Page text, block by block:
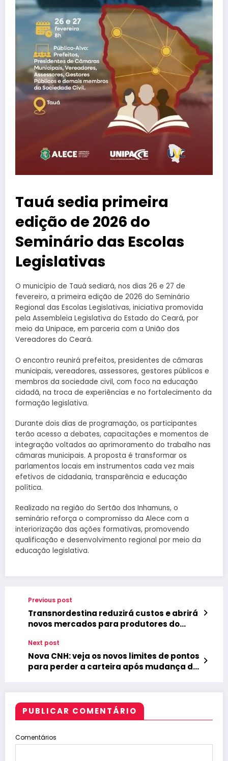
Tauá sedia primeira
edição de 2026 do
Seminário das Escolas
Legislativas
O município de Tauá sediará, nos dias 26 e 27 de
fevereiro, a primeira edição de 2026 do Seminário
Regional das Escolas Legislativas, iniciativa promovida
pela Assembleia Legislativa do Estado do Ceará, por
meio da Unipace, em parceria com a União dos
Vereadores do Ceará.
O encontro reunirá prefeitos, presidentes de câmaras
municipais, vereadores, assessores, gestores públicos e
membros da sociedade civil, com foco na educação
cidadã, na troca de experiências e no fortalecimento da
formação legislativa.
Durante dois dias de programação, os participantes
terão acesso a debates, capacitações e momentos de
integração voltados ao aprimoramento do trabalho nas
câmaras municipais. A proposta é transformar os
parlamentos locais em instrumentos cada vez mais
efetivos de cidadania, transparência e educação
política.
Realizado na região do Sertão dos Inhamuns, o
seminário reforça o compromisso da Alece com a
interiorização das ações formativas, promovendo
qualificação e desenvolvimento regional por meio da
educação legislativa.
Previous post
Transnordestina reduzirá custos e abrirá
novos mercados para produtores do
Next post
Nova CNH: veja os novos limites de pontos
para perder a carteira após mudança de
PUBLICAR COMENTÁRIO
Comentários